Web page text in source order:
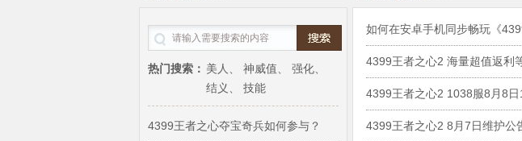
热门搜索： 美人 神威值 强化
结义
技能
4399王者之心夺宝奇兵如何参与？
如何在安卓手机同步畅玩《
4399王者之心2 海量超值返利
4399王者之心2 1038服8月8日
4399王者之心2 8月7日维护公